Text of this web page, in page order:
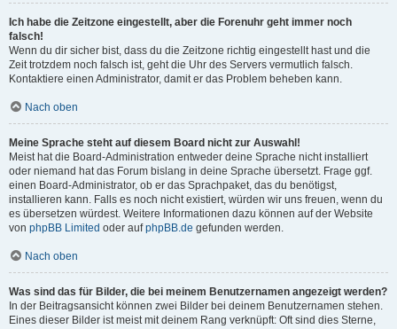
Ich habe die Zeitzone eingestellt, aber die Forenuhr geht immer noch
falsch!
Wenn du dir sicher bist, dass du die Zeitzone richtig eingestellt hast und die
Zeit trotzdem noch falsch ist, geht die Uhr des Servers vermutlich falsch.
Kontaktiere einen Administrator, damit er das Problem beheben kann.
Nach oben
Meine Sprache steht auf diesem Board nicht zur Auswahl!
Meist hat die Board-Administration entweder deine Sprache nicht installiert
oder niemand hat das Forum bislang in deine Sprache übersetzt. Frage ggf.
einen Board-Administrator, ob er das Sprachpaket, das du benötigst,
installieren kann. Falls es noch nicht existiert, würden wir uns freuen, wenn du
es übersetzen würdest. Weitere Informationen dazu können auf der Website
von phpBB Limited oder aufphpBB.de gefunden werden.
Nach oben
Was sind das für Bilder, die bei meinem Benutzernamen angezeigt werden?
In der Beitragsansicht können zwei Bilder bei deinem Benutzernamen stehen.
Eines dieser Bilder ist meist mit deinem Rang verknüpft: Oft sind dies Sterne,